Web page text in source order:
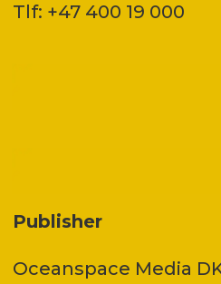
Tlf: +47 400 19 000
Publisher
Oceanspace Media